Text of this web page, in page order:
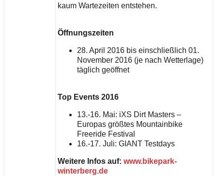
kaum Wartezeiten entstehen.
Öffnungszeiten
28. April 2016 bis einschließlich 01.
November 2016 (je nach Wetterlage)
täglich geöffnet
Top Events 2016
13.-16. Mai: iXS Dirt Masters –
Europas größtes Mountainbike
Freeride Festival
16.-17. Juli: GIANT Testdays
Weitere Infos auf: www.bikepark-
winterberg.de